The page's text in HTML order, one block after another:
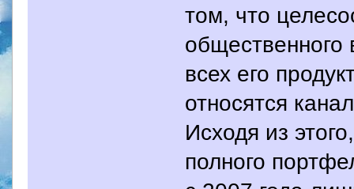
том, что
общественного
всех его
относятся
Исходя из
полного